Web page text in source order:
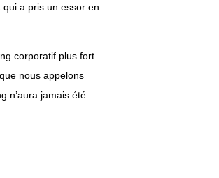
a pris un essor en
corporatif plus fort.
nous appelons
n’aura jamais été